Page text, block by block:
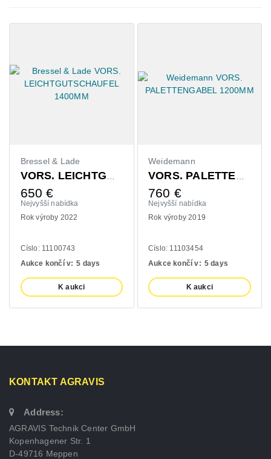
Bressel & Lade
VORS. LEICHTGUTSCHAUFEL 1400MM
650 €
Nejvyšší nabídka
Rok výroby 2022
Císlo: 11100743
Aukce končí v: 5 days
K aukci
Weidemann
VORS. PALETTENGABEL 1200MM
760 €
Nejvyšší nabídka
Rok výroby 2019
Císlo: 11103454
Aukce končí v: 5 days
K aukci
KONTAKT AGRAVIS
Address:
AGRAVIS Technik Center GmbH
Kopenhagener Str. 1
D-49716 Meppen